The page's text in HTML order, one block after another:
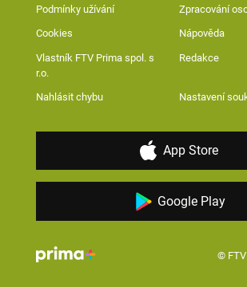
Podmínky užívání Zpracování
Cookies Nápověda
Vlastník FTV Prima spol. s
r.o.
Redakce
Nahlásit chybu Nastavení
App Store
Google Play
© FTV